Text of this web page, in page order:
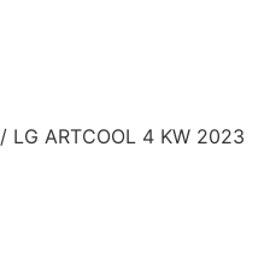
/ LG ARTCOOL 4 KW 2023